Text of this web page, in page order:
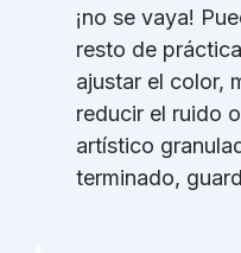
¡no se vaya!
resto de
ajustar el color,
reducir el ruido
artístico
terminado,